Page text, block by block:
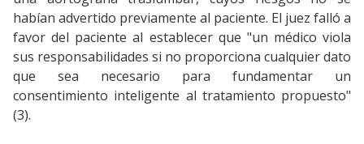
habían advertido previamente al paciente. El juez falló a
favor del paciente al establecer que "un médico viola
sus responsabilidades si no proporciona cualquier dato
que sea necesario para fundamentar un
consentimiento inteligente al tratamiento propuesto"
(3).